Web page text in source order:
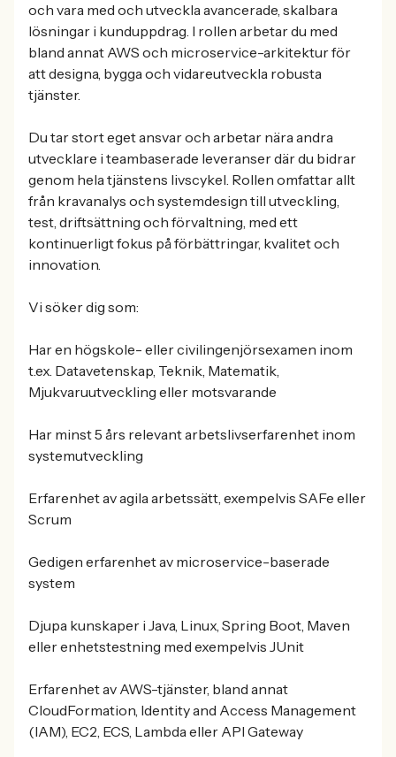
och vara med och utveckla avancerade, skalbara
lösningar i kunduppdrag. I rollen arbetar du med
bland annat AWS och microservice-arkitektur för
att designa, bygga och vidareutveckla robusta
tjänster.
Du tar stort eget ansvar och arbetar nära andra
utvecklare i teambaserade leveranser där du bidrar
genom hela tjänstens livscykel. Rollen omfattar allt
från kravanalys och systemdesign till utveckling,
test, driftsättning och förvaltning, med ett
kontinuerligt fokus på förbättringar, kvalitet och
innovation.
Vi söker dig som:
Har en högskole- eller civilingenjörsexamen inom
t.ex. Datavetenskap, Teknik, Matematik,
Mjukvaruutveckling eller motsvarande
Har minst 5 års relevant arbetslivserfarenhet inom
systemutveckling
Erfarenhet av agila arbetssätt, exempelvis SAFe eller
Scrum
Gedigen erfarenhet av microservice-baserade
system
Djupa kunskaper i Java, Linux, Spring Boot, Maven
eller enhetstestning med exempelvis JUnit
Erfarenhet av AWS-tjänster, bland annat
CloudFormation, Identity and Access Management
(IAM), EC2, ECS, Lambda eller API Gateway